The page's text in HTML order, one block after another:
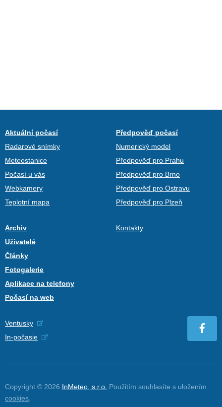
Aktuální počasí
Radarové snímky
Meteostanice
Počasí u vás
Webkamery
Teplotní mapa
Předpověď počasí
Numerický model
Předpověď pro Prahu
Předpověď pro Brno
Předpověď pro Ostravu
Předpověď pro Plzeň
Archiv
Uživatelé
Články
Fotogalerie
Aplikace na telefony
Počasí na web
Kontakty
Ventusky
In-počasie
Copyright © 2026 InMeteo, s.r.o. Použitím souhlasíte s uložením
cookies